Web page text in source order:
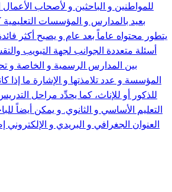
للمواطنين و الباحثين و لأصحاب
بعيد بالمدارس و المؤسسات التعليمية
يتطور محتواه عاماً بعد عام و يصبح أكثر
أسئلة متعددة الجوانب لجهة التبويب
بين المدارس الرسمية و الخاصة و
المؤسسة و عدد تلامذتها و الإشارة ما
للذكور أو للإناث، كما يحدِّد مراحل
التعليم الأساسي و الثانوي. و يمكن أيضاً
العنوان الجغرافي و البريدي و الإلكتروني